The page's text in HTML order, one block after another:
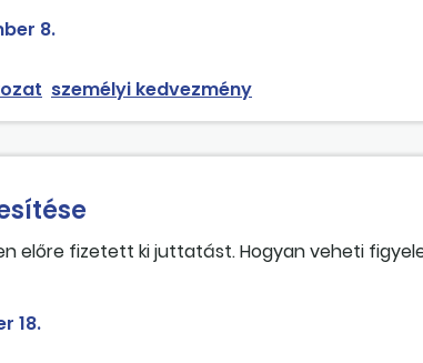
8.
személyi kedvezmény
előre fizetett ki juttatást. Hogyan veheti
18.